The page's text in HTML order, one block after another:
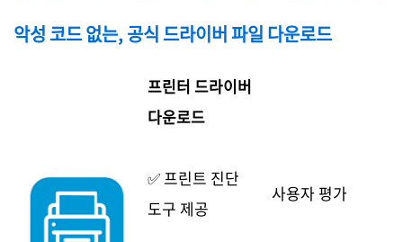
악성 코드 없는, 공식 드라이버 파일 다운로드
프린터 드라이버
다운로드
✅ 프린트 진단
도구 제공
사용자 평가